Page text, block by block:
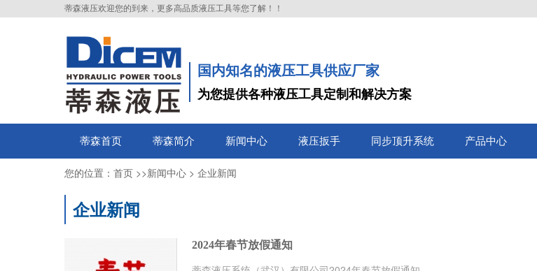
蒂森液压欢迎您的到来，更多高品质液压工具等您了解！！
国内知名的液压工具供应厂家
为您提供各种液压工具定制和解决方案
蒂森首页 蒂森简介 新闻中心 液压扳手 同步顶升系统 产品中心
您的位置： 首页 >>新闻中心 > 企业新闻
企业新闻
2024年春节放假通知